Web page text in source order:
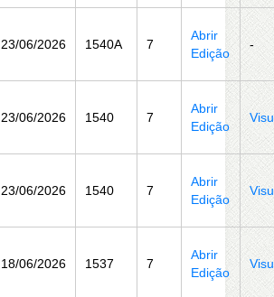
23/06/2026 1540A 7
Abrir
Edição
-
23/06/2026 1540 7
Abrir
Edição
23/06/2026 1540 7
Abrir
Edição
18/06/2026 1537 7
Abrir
Edição